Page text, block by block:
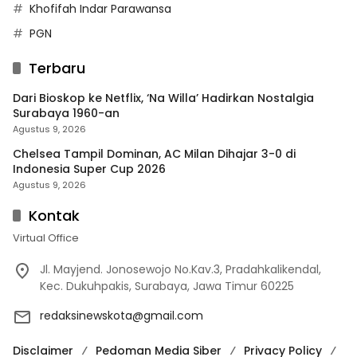
Khofifah Indar Parawansa
PGN
Terbaru
Dari Bioskop ke Netflix, ‘Na Willa’ Hadirkan Nostalgia
Surabaya 1960-an
Agustus 9, 2026
Chelsea Tampil Dominan, AC Milan Dihajar 3-0 di
Indonesia Super Cup 2026
Agustus 9, 2026
Kontak
Virtual Office
Jl. Mayjend. Jonosewojo No.Kav.3, Pradahkalikendal,
Kec. Dukuhpakis, Surabaya, Jawa Timur 60225
redaksinewskota@gmail.com
Disclaimer Pedoman Media Siber Privacy Policy